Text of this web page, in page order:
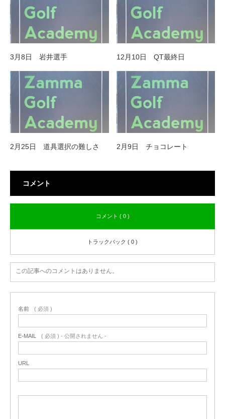
3月8日 岩井選手 12月10日 QT最終日
2月25日 道具選択の難しさ 2月9日 チョコレート
コメント
コメント ( 0 )
トラックバック ( 0 )
この記事へのコメントはありません。
名前 ( 必須 )
E-MAIL ( 必須 ) - 公開されません -
URL